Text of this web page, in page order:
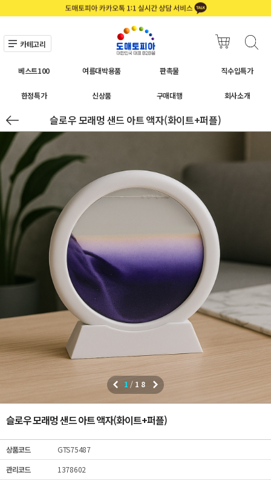
카테고리
베스트100 여름대박용품 판촉물 직수입특가
한정특가 신상품 구매대행 회사소개
슬로우 모래멍 샌드 아트 액자(화이트+퍼플)
1 / 18
슬로우 모래멍 샌드 아트 액자(화이트+퍼플)
상품코드
GTS75487
관리코드
1378602